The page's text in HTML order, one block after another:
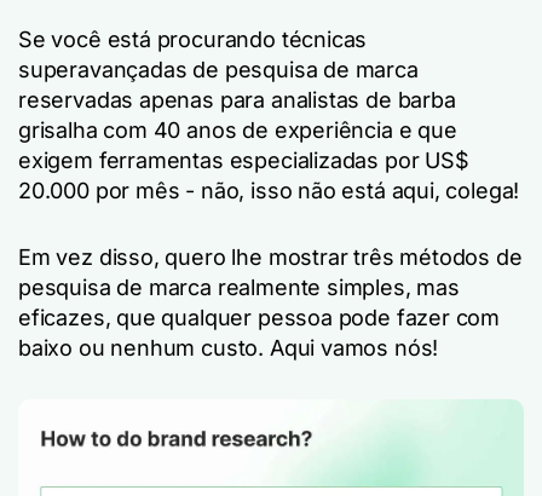
Se você está procurando técnicas
superavançadas de pesquisa de marca
reservadas apenas para analistas de barba
grisalha com 40 anos de experiência e que
exigem ferramentas especializadas por US$
20.000 por mês - não, isso não está aqui, colega!
Em vez disso, quero lhe mostrar três métodos de
pesquisa de marca realmente simples, mas
eficazes, que qualquer pessoa pode fazer com
baixo ou nenhum custo. Aqui vamos nós!